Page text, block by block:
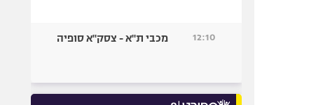
12:10 מכבי ת"א - צסק"א סופיה